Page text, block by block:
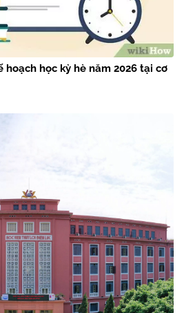
học kỳ hè năm 2026 tại cơ